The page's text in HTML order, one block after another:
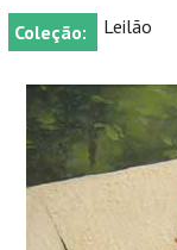
Coleção: Leilão